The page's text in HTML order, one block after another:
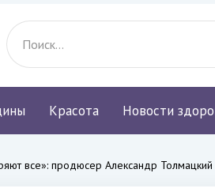
Красота Новости
все»: продюсер Александр